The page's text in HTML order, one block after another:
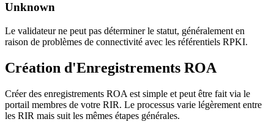
Unknown
Le validateur ne peut pas déterminer le statut, généralement en
raison de problèmes de connectivité avec les référentiels RPKI.
Création d'Enregistrements ROA
Créer des enregistrements ROA est simple et peut être fait via le
portail membres de votre RIR. Le processus varie légèrement entre
les RIR mais suit les mêmes étapes générales.